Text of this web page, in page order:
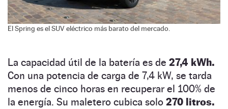
El Spring es el SUV eléctrico más barato del mercado.
La capacidad útil de la batería es de 27,4 kWh.
Con una potencia de carga de 7,4 kW, se tarda
menos de cinco horas en recuperar el 100% de
la energía. Su maletero cubica solo 270 litros.